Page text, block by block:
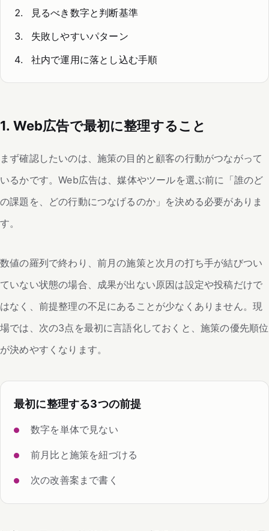
見るべき数字と判断基準
失敗しやすいパターン
社内で運用に落とし込む手順
1. Web広告で最初に整理すること
まず確認したいのは、施策の目的と顧客の行動がつながって
いるかです。Web広告は、媒体やツールを選ぶ前に「誰のど
の課題を、どの行動につなげるのか」を決める必要がありま
す。
数値の羅列で終わり、前月の施策と次月の打ち手が結びつい
ていない状態の場合、成果が出ない原因は設定や投稿だけで
はなく、前提整理の不足にあることが少なくありません。現
場では、次の3点を最初に言語化しておくと、施策の優先順位
が決めやすくなります。
最初に整理する3つの前提
数字を単体で見ない
前月比と施策を紐づける
次の改善案まで書く